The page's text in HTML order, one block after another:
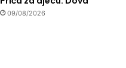
09/08/2026